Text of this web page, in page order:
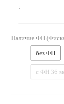
:
Наличие ФН
без ФН
с ФН 36